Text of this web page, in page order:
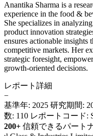
Anantika Sharma is a
experience in the food &
She specializes in
product innovation
ensures actionable insights
competitive markets. Her
strategic foresight,
growth-oriented decisions.
レポート詳細
−
基準年: 2025 研究期間:
数: 110 レポートコード:
200+ 信頼できるパート